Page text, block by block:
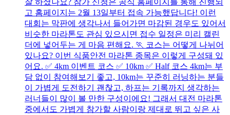
잘 하셨나요? 참가 신청은 공식 홈페이지를 통해 진행되
고 홈페이지는 2월 13일부터 접속 가능했답니다! 이런
대회는 막판에 생각나서 들어가면 마감된 경우도 있어서
비슷한 마라톤도 관심 있으시면 접수 일정은 미리 캘린
더에 넣어두는 게 마음 편해요. 🏃 코스는 어떻게 나뉘어
있나요? 이번 식품안전 마라톤 종목은 이렇게 구성돼 있
어요. ✅ 4km 이벤트 코스 ✅ 10km ✅ Half 코스 4km는 부
담 없이 참여해보기 좋고, 10km는 꾸준히 러닝하는 분들
이 가볍게 도전하기 괜찮고, 하프는 기록까지 생각하는
러너들이 많이 볼 만한 구성이에요! 그래서 대전 마라톤
중에서도 가볍게 참가할 사람이랑 제대로 뛰고 싶은 사